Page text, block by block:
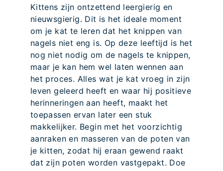
Kittens zijn ontzettend leergierig en
nieuwsgierig. Dit is het ideale moment
om je kat te leren dat het knippen van
nagels niet eng is. Op deze leeftijd is het
nog niet nodig om de nagels te knippen,
maar je kan hem wel laten wennen aan
het proces. Alles wat je kat vroeg in zijn
leven geleerd heeft en waar hij positieve
herinneringen aan heeft, maakt het
toepassen ervan later een stuk
makkelijker. Begin met het voorzichtig
aanraken en masseren van de poten van
je kitten, zodat hij eraan gewend raakt
dat zijn poten worden vastgepakt. Doe